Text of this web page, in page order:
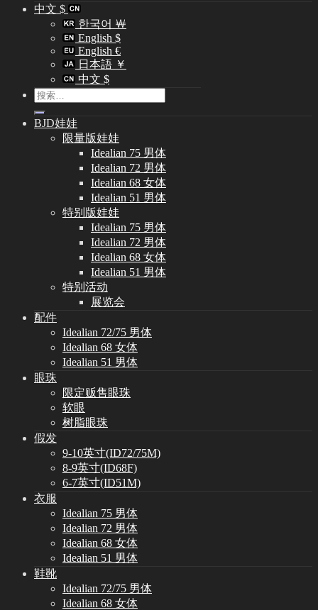
中文 $
한국어 ￦
English $
English €
日本語 ￥
中文 $
搜
索：
BJD娃娃
限量版娃娃
Idealian 75 男体
Idealian 72 男体
Idealian 68 女体
Idealian 51 男体
特别版娃娃
Idealian 75 男体
Idealian 72 男体
Idealian 68 女体
Idealian 51 男体
特别活动
展览会
配件
Idealian 72/75 男体
Idealian 68 女体
Idealian 51 男体
眼珠
限定贩售眼珠
软眼
树脂眼珠
假发
9-10英寸(ID72/75M)
8-9英寸(ID68F)
6-7英寸(ID51M)
衣服
Idealian 75 男体
Idealian 72 男体
Idealian 68 女体
Idealian 51 男体
鞋靴
Idealian 72/75 男体
Idealian 68 女体